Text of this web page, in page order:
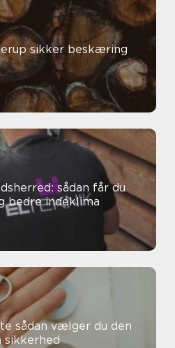
sådan får du
bedre indeklima
den